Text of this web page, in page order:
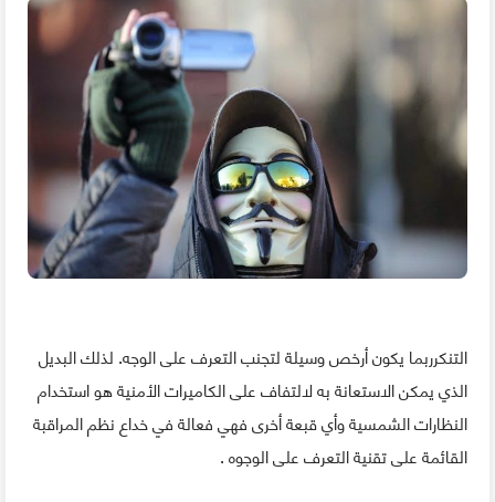
التنكرربما يكون أرخص وسيلة لتجنب التعرف على الوجه. لذلك البديل
الذي يمكن الاستعانة به لالتفاف على الكاميرات الأمنية هو استخدام
النظارات الشمسية وأي قبعة أخرى فهي فعالة في خداع نظم المراقبة
القائمة على تقنية التعرف على الوجوه .